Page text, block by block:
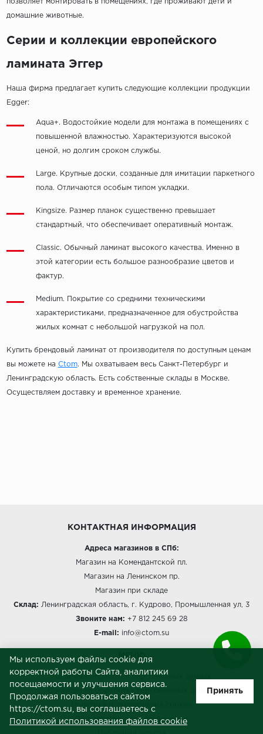
позволяет монтировать в помещениях, где проживают дети и
домашние животные.
Серии и коллекции европейского
ламината Эггер
Наша фирма предлагает купить следующие коллекции продукции
Egger:
Aqua+. Водостойкие модели для монтажа в помещениях с
повышенной влажностью. Характеризуются высокой
ценой, но долгим сроком службы.
Large. Крупные доски, созданные для имитации паркетного
пола. Отличаются особым типом укладки.
Kingsize. Размер планок существенно превышает
стандартный, что обеспечивает оперативный монтаж.
Classic. Обычный ламинат высокого качества. Именно в
этой категории есть большое разнообразие цветов и
фактур.
Medium. Покрытие со средними техническими
характеристиками, предназначенное для обустройства
жилых комнат с небольшой нагрузкой на пол.
Купить брендовый ламинат от производителя по доступным ценам
вы можете на Ctom. Мы охватываем весь Санкт-Петербург и
Ленинградскую область. Есть собственные склады в Москве.
Осуществляем доставку и временное хранение.
КОНТАКТНАЯ ИНФОРМАЦИЯ
Адреса магазинов в СПб:
Магазин на Комендантской пл.
Магазин на Ленинском пр.
Магазин при складе
Склад: Ленинградская область, г. Кудрово, Промышленная ул, 3
Звоните нам: +7 812 245 69 28
E-mail: info@ctom.su
МЕНЮ
Политика обработки персональных данных
Согласие на обработку персональных данных
Пользовательское соглашение
Мы используем файлы cookie для
корректной работы Сайта, аналитики
посещаемости и улучшения сервиса.
Продолжая пользоваться сайтом
https://ctom.su, вы соглашаетесь с
Политикой использования файлов cookie
Принять